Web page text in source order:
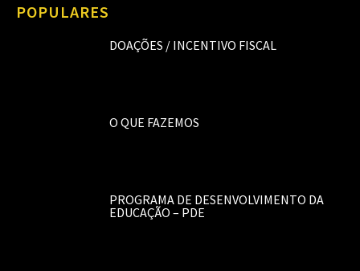
POPULARES
DOAÇÕES / INCENTIVO FISCAL
O QUE FAZEMOS
PROGRAMA DE DESENVOLVIMENTO DA
EDUCAÇÃO – PDE